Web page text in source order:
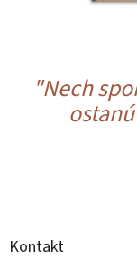
"Nech
Z
Kontakt